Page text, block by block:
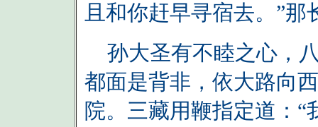
且和你赶早寻宿去。”那
孙大圣有不睦之心，
都面是背非，依大路向
院。三藏用鞭指定道：“